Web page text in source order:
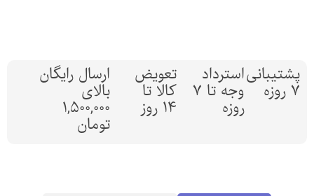
پشتیبانی
7 روزه
استرداد
وجه تا 7
روزه
تعویض
کالا تا
14 روز
ارسال رایگان
بالای
1,500,000
تومان